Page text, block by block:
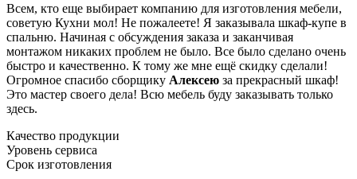
Всем, кто еще выбирает компанию для изготовления мебели,
советую Кухни мол! Не пожалеете! Я заказывала шкаф-купе в
спальню. Начиная с обсуждения заказа и заканчивая
монтажом никаких проблем не было. Все было сделано очень
быстро и качественно. К тому же мне ещё скидку сделали!
Огромное спасибо сборщику Алексею за прекрасный шкаф!
Это мастер своего дела! Всю мебель буду заказывать только
здесь.
Качество продукции
Уровень сервиса
Срок изготовления